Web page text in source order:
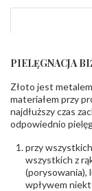
KAMIENIE
Rodzaje
kamieni:
Liczba kamieni:
Szlif kamieni:
(łącznie)
INNE PARAMETRY
PIELĘGNACJA
Złoto jest
materiałem przy
najdłuższy czas
odpowiednio
przy
wszystkich z
(porysowania),
wpływem